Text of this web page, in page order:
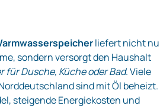
liefert nicht
sondern versorgt den Haushalt
für Dusche, Küche oder Bad. Viele
sind mit Öl beheizt.
steigende Energiekosten und